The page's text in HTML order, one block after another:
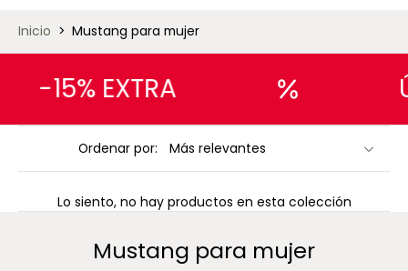
Inicio > Mustang para mujer
-15% EXTRA
Ordenar por:
Lo siento, no hay productos en esta colección
Mustang para mujer